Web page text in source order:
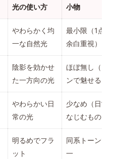
光の使い方 小物
やわらかく均
一な自然光
最小限（1点・
余白重視）
陰影を効かせ
た一方向の光
ほぼ無し（ラ
ンで魅せる）
やわらかい日
常の光
少なめ（日常
なじむもの）
明るめでフラ
ット
同系トーンで
一